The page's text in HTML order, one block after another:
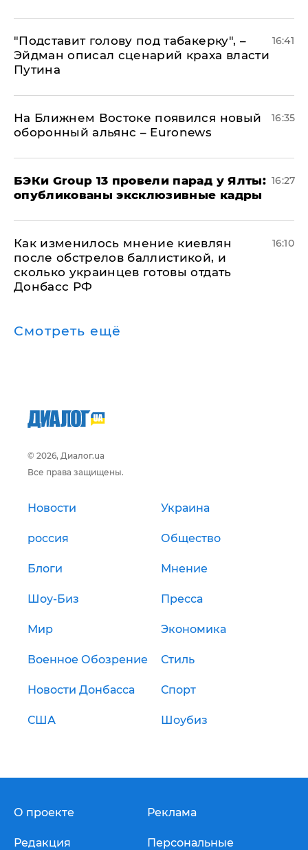
​"Подставит голову под табакерку", –
Эйдман описал сценарий краха власти
Путина
16:41
На Ближнем Востоке появился новый
оборонный альянс – Euronews
16:35
​БЭКи Group 13 провели парад у Ялты:
опубликованы эксклюзивные кадры
16:27
Как изменилось мнение киевлян
после обстрелов баллистикой, и
сколько украинцев готовы отдать
Донбасс РФ
16:10
Смотреть ещё
© 2026, Диалог.ua
Все права защищены.
Новости Украина
россия Общество
Блоги Мнение
Шоу-Биз Пресса
Мир Экономика
Военное Обозрение Стиль
Новости Донбасса Спорт
США Шоубиз
О проекте
Редакция
Реклама
Персональные